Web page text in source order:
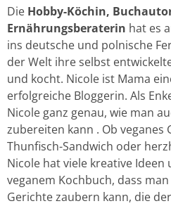
Die Hobby-Köchin,
Ernährungsberaterin hat es
ins deutsche und polnische
der Welt ihre selbst
und kocht. Nicole ist Mama
erfolgreiche Bloggerin. Als
Nicole ganz genau, wie man
zubereiten kann . Ob veganes
Thunfisch-Sandwich oder
Nicole hat viele kreative
veganem Kochbuch, dass
Gerichte zaubern kann, die